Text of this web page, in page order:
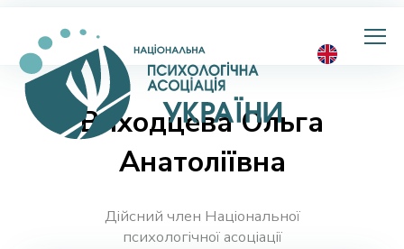
Національна
психологічна
Виходцева Ольга
Анатоліївна
Дійсний член Національної
психологічної асоціації